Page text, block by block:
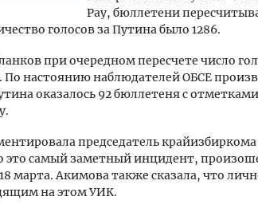
Рау, бюллетени
голосов за Путина было 1286.
при очередном пересчете число
По настоянию наблюдателей ОБСЕ
оказалось 92 бюллетеня с
председатель
это самый заметный инцидент,
марта. Акимова также сказала, что
на этом УИК.